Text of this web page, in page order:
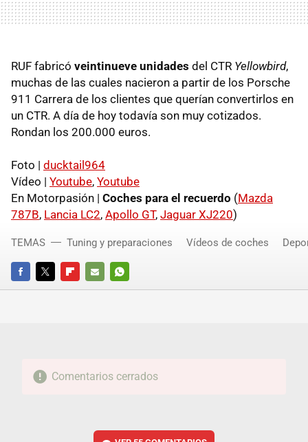
RUF fabricó veintinueve unidades del CTR Yellowbird,
muchas de las cuales nacieron a partir de los Porsche
911 Carrera de los clientes que querían convertirlos en
un CTR. A día de hoy todavía son muy cotizados.
Rondan los 200.000 euros.
Foto | ducktail964
Vídeo | Youtube, Youtube
En Motorpasión | Coches para el recuerdo (Mazda
787B, Lancia LC2, Apollo GT, Jaguar XJ220)
FACEBOOKTWITTERFLIPBOARD
E-
WHATSAPP
TEMAS Tuning y preparaciones Vídeos de coches
Comentarios cerrados